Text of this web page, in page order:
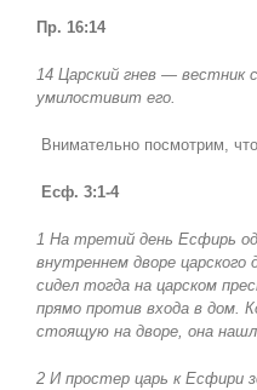
Пр. 16:14
14 Царский гнев — вестник
умилостивит его.
Внимательно посмотрим,
Есф. 3:1-4
1 На третий день Есфирь
внутреннем дворе
сидел тогда на царском
прямо против входа в дом.
стоящую на дворе, она
2 И простер царь к Есфири